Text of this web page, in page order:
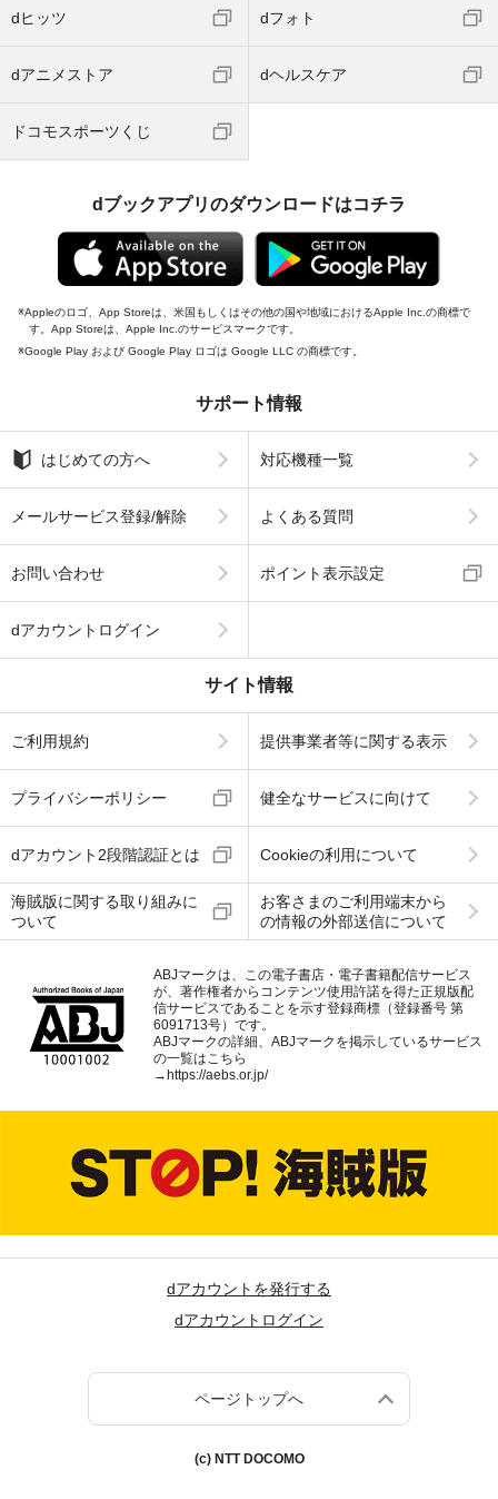
dヒッツ dフォト
dアニメストア dヘルスケア
ドコモスポーツくじ
dブックアプリのダウンロードはコチラ
Appleのロゴ、App Storeは、米国もしくはその他の国や地域におけるApple Inc.の商標で
す。App Storeは、Apple Inc.のサービスマークです。
Google Play および Google Play ロゴは Google LLC の商標です。
サポート情報
はじめての方へ 対応機種一覧
メールサービス登録/解除 よくある質問
お問い合わせ ポイント表示設定
dアカウントログイン
サイト情報
ご利用規約 提供事業者等に関する表示
プライバシーポリシー 健全なサービスに向けて
dアカウント2段階認証とは Cookieの利用について
海賊版に関する取り組みに
ついて
お客さまのご利用端末から
の情報の外部送信について
ABJマークは、この電子書店・電子書籍配信サービス
が、著作権者からコンテンツ使用許諾を得た正規版配
信サービスであることを示す登録商標（登録番号 第
6091713号）です。
ABJマークの詳細、ABJマークを掲示しているサービス
の一覧はこちら
→ https://aebs.or.jp/
dアカウントを発行する
dアカウントログイン
ページトップへ
(c) NTT DOCOMO